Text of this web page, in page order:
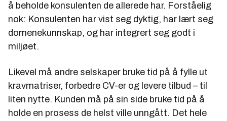
å beholde konsulenten de allerede har. Forståelig
nok: Konsulenten har vist seg dyktig, har lært seg
domenekunnskap, og har integrert seg godt i
miljøet.
Likevel må andre selskaper bruke tid på å fylle ut
kravmatriser, forbedre CV-er og levere tilbud – til
liten nytte. Kunden må på sin side bruke tid på å
holde en prosess de helst ville unngått. Det hele